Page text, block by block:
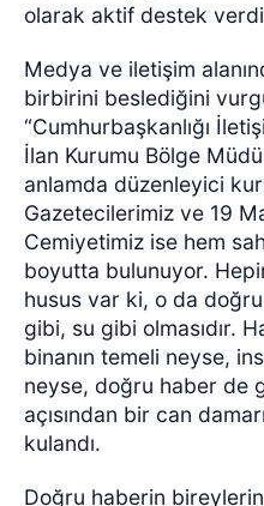
olarak aktif destek
Medya ve iletişim
birbirini beslediğini
“Cumhurbaşkanlığı
İlan Kurumu Bölge
anlamda düzenleyici
Gazetecilerimiz ve 19
Cemiyetimiz ise hem
boyutta bulunuyor.
husus var ki, o da
gibi, su gibi olmasıdır.
binanın temeli neyse,
neyse, doğru haber de
açısından bir can
kulandı.
Doğru haberin bireylerin